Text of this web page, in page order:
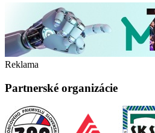
Reklama
Partnerské organizácie